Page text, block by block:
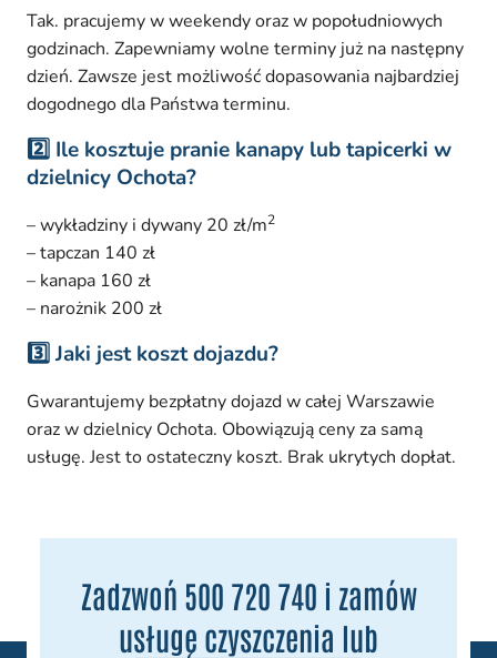
Tak. pracujemy w weekendy oraz w popołudniowych
godzinach. Zapewniamy wolne terminy już na następny
dzień. Zawsze jest możliwość dopasowania najbardziej
dogodnego dla Państwa terminu.
2️⃣ Ile kosztuje pranie kanapy lub tapicerki w
dzielnicy Ochota?
– wykładziny i dywany 20 zł/m2
– tapczan 140 zł
– kanapa 160 zł
– narożnik 200 zł
3️⃣ Jaki jest koszt dojazdu?
Gwarantujemy bezpłatny dojazd w całej Warszawie
oraz w dzielnicy Ochota. Obowiązują ceny za samą
usługę. Jest to ostateczny koszt. Brak ukrytych dopłat.
Zadzwoń 500 720 740 i zamów
usługę czyszczenia lub